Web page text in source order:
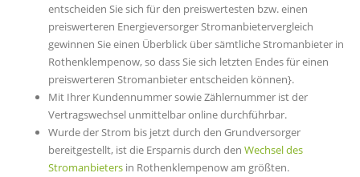
entscheiden Sie sich für den preiswertesten bzw. einen
preiswerteren Energieversorger Stromanbietervergleich
gewinnen Sie einen Überblick über sämtliche Stromanbieter in
Rothenklempenow, so dass Sie sich letzten Endes für einen
preiswerteren Stromanbieter entscheiden können}.
Mit Ihrer Kundennummer sowie Zählernummer ist der
Vertragswechsel unmittelbar online durchführbar.
Wurde der Strom bis jetzt durch den Grundversorger
bereitgestellt, ist die Ersparnis durch den Wechsel des
Stromanbieters in Rothenklempenow am größten.